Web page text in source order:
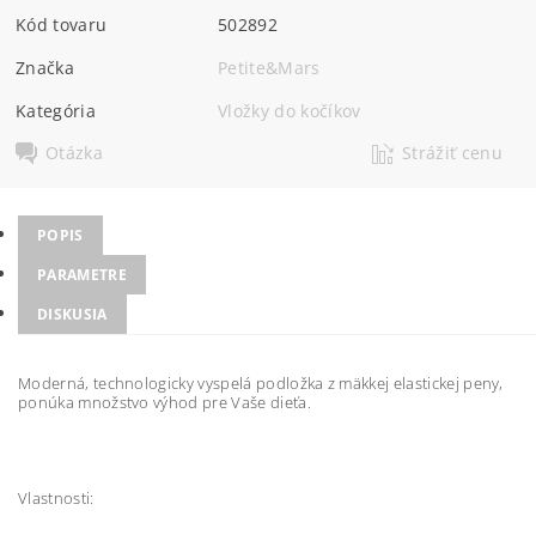
Kód tovaru
502892
Značka
Petite&Mars
Kategória
Vložky do kočíkov
Otázka
Strážiť cenu
POPIS
PARAMETRE
DISKUSIA
Moderná, technologicky vyspelá podložka z mäkkej elastickej peny,
ponúka množstvo výhod pre Vaše dieťa.
Vlastnosti: